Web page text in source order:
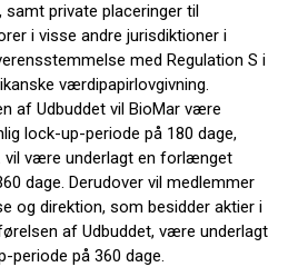
samt private placeringer til
i visse andre jurisdiktioner i
med Regulation S i
værdipapirlovgivning.
af Udbuddet vil BioMar være
lock-up-periode på 180 dage,
vil være underlagt en forlænget
dage. Derudover vil medlemmer
og direktion, som besidder aktier i
af Udbuddet, være underlagt
periode på 360 dage.